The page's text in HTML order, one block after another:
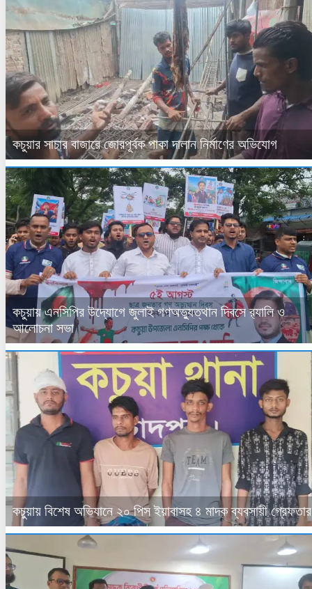
কচুয়ার সাচার বাজারে জোরপূর্বক পাকা দালান নির্মাণের অভিযোগ
কচুয়ায় এনসিপির উদ্যোগে জুলাই গণঅভ্যুত্থান দিবসে র‌্যালি ও
আলোচনা সভা
কচুয়ায় বিশেষ অভিযানে ২০ পিস ইয়াবাসহ ৪ মাদক ব্যবসায়ী গ্রেফতার